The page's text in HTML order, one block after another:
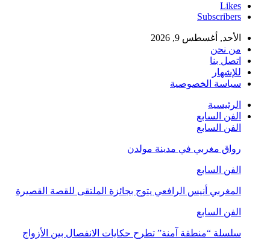
Likes
Subscribers
الأحد, أغسطس 9, 2026
من نحن
اتصل بنا
للإشهار
سياسة الخصوصية
الرئيسية
الفن السابع
الفن السابع
رواق مغربي في مدينة مولدن
الفن السابع
المغربي أنيس الرافعي يتوج بجائزة الملتقى للقصة القصيرة
الفن السابع
سلسلة “منطقة آمنة” تطرح حكايات الانفصال بين الأزواج